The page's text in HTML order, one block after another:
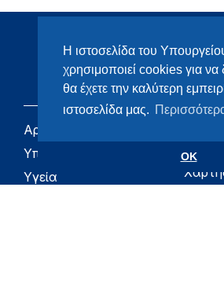
Η ιστοσελίδα του
χρησιμοποιεί cookies για να
θα έχετε την καλύτερη
ιστοσελίδα μας.
OK
Αρχική
Υπουργείο
Υγεία
Υγεία